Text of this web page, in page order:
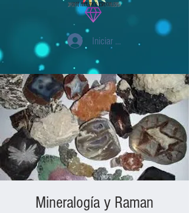
Iniciar sesión
Mineralogía y Raman